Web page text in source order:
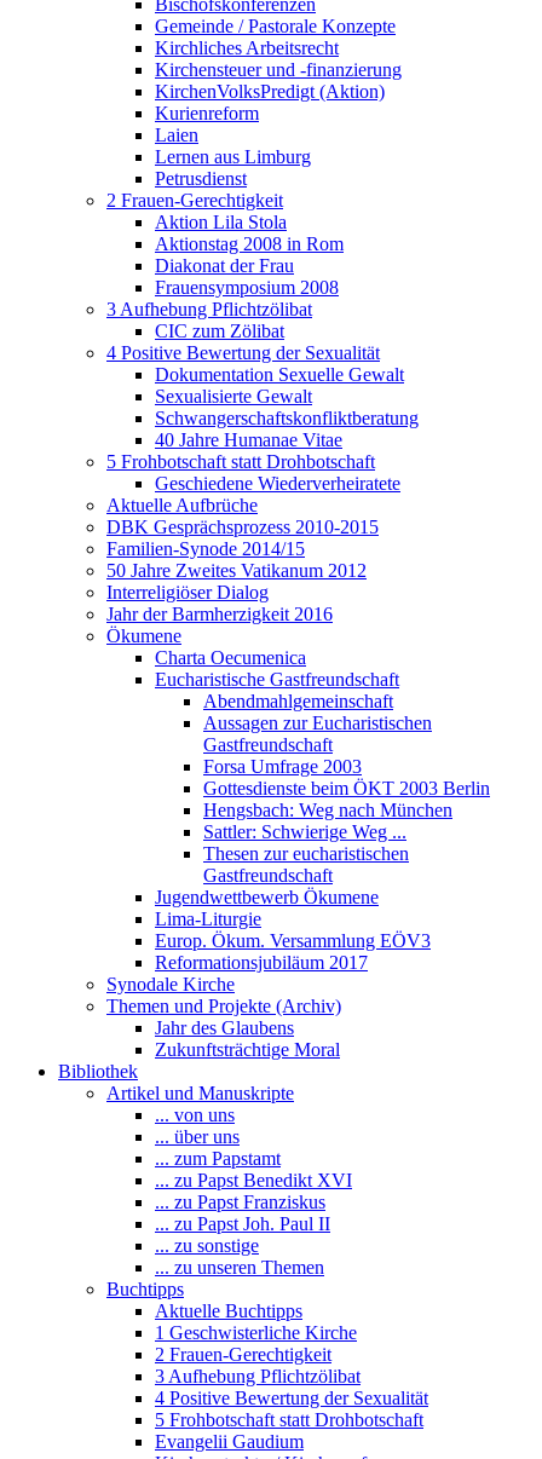
Bischofskonferenzen
Gemeinde / Pastorale Konzepte
Kirchliches Arbeitsrecht
Kirchensteuer und -finanzierung
KirchenVolksPredigt (Aktion)
Kurienreform
Laien
Lernen aus Limburg
Petrusdienst
2 Frauen-Gerechtigkeit
Aktion Lila Stola
Aktionstag 2008 in Rom
Diakonat der Frau
Frauensymposium 2008
3 Aufhebung Pflichtzölibat
CIC zum Zölibat
4 Positive Bewertung der Sexualität
Dokumentation Sexuelle Gewalt
Sexualisierte Gewalt
Schwangerschaftskonfliktberatung
40 Jahre Humanae Vitae
5 Frohbotschaft statt Drohbotschaft
Geschiedene Wiederverheiratete
Aktuelle Aufbrüche
DBK Gesprächsprozess 2010-2015
Familien-Synode 2014/15
50 Jahre Zweites Vatikanum 2012
Interreligiöser Dialog
Jahr der Barmherzigkeit 2016
Ökumene
Charta Oecumenica
Eucharistische Gastfreundschaft
Abendmahlgemeinschaft
Aussagen zur Eucharistischen
Gastfreundschaft
Forsa Umfrage 2003
Gottesdienste beim ÖKT 2003 Berlin
Hengsbach: Weg nach München
Sattler: Schwierige Weg ...
Thesen zur eucharistischen
Gastfreundschaft
Jugendwettbewerb Ökumene
Lima-Liturgie
Europ. Ökum. Versammlung EÖV3
Reformationsjubiläum 2017
Synodale Kirche
Themen und Projekte (Archiv)
Jahr des Glaubens
Zukunftsträchtige Moral
Bibliothek
Artikel und Manuskripte
... von uns
... über uns
... zum Papstamt
... zu Papst Benedikt XVI
... zu Papst Franziskus
... zu Papst Joh. Paul II
... zu sonstige
... zu unseren Themen
Buchtipps
Aktuelle Buchtipps
1 Geschwisterliche Kirche
2 Frauen-Gerechtigkeit
3 Aufhebung Pflichtzölibat
4 Positive Bewertung der Sexualität
5 Frohbotschaft statt Drohbotschaft
Evangelii Gaudium